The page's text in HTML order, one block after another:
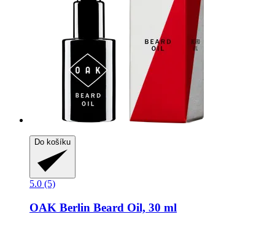
Do košíku
5.0 (5)
OAK Berlin Beard Oil, 30 ml